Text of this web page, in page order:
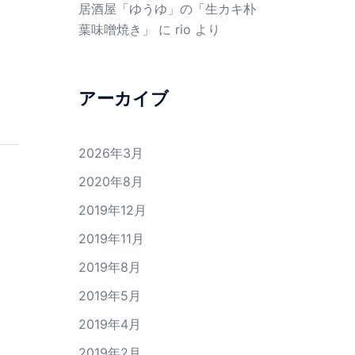
居酒屋「ゆうゆ」の「生カキ朴
葉味噌焼き」
に rio より
アーカイブ
2026年3月
2020年8月
2019年12月
2019年11月
2019年8月
2019年5月
2019年4月